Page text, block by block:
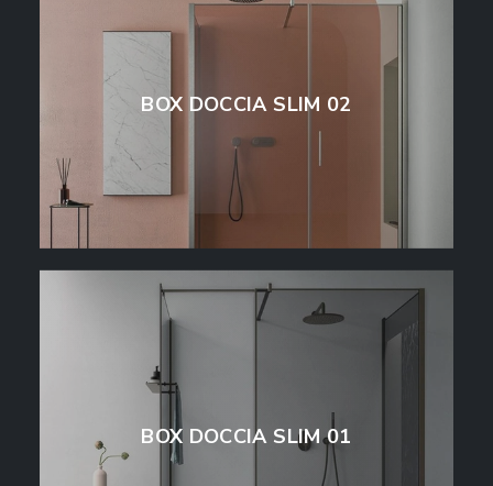
BOX DOCCIA SLIM 02
BOX DOCCIA SLIM 01